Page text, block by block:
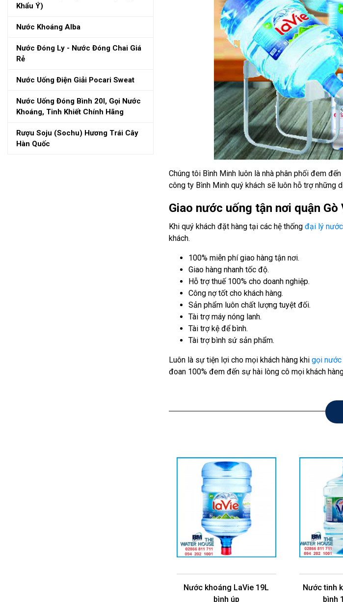
Khẩu Ý)
Nước Khoáng Alba
Nước Đóng Ly - Nước Đóng Chai Giá
Rẻ
Nước Uống Điện Giải Pocari Sweat
Nước Uống Đóng Bình 20l, Gọi Nước
Khoáng, Tinh Khiết Chính Hãng
Rượu Soju (sochu) Hương Trái Cây
Hàn Quốc
Chúng tôi Bình Minh luôn là nhà phân phối đem
công ty Bình Minh quý khách sẽ luôn hỗ trợ những
Giao nước uống tận nơi quận
Khi quý khách đặt hàng tại các hệ thống đại lý nước
khách.
100% miễn phí giao hàng tận nơi.
Giao hàng nhanh tốc độ.
Hỗ trợ thuế 100% cho doanh nghiệp.
Công nợ tốt cho khách hàng.
Sản phẩm luôn chất lượng tuyệt đối.
Tài trợ máy nóng lanh.
Tài trợ kệ để bình.
Tài trợ bình sứ sản phẩm.
Luôn là sự tiện lợi cho mọi khách hàng khi gọi nước
đoan 100% đem đến sự hài lòng cô mọi khách
Nước khoáng LaVie 19L
bình úp
Nước tinh
bình